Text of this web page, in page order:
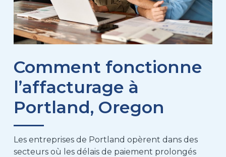
Comment fonctionne
l’affacturage à
Portland, Oregon
Les entreprises de Portland opèrent dans des
secteurs où les délais de paiement prolongés